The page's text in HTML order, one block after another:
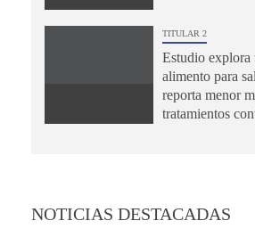
TITULAR 2
Estudio explora
alimento para
reporta menor
tratamientos
NOTICIAS DESTACADAS